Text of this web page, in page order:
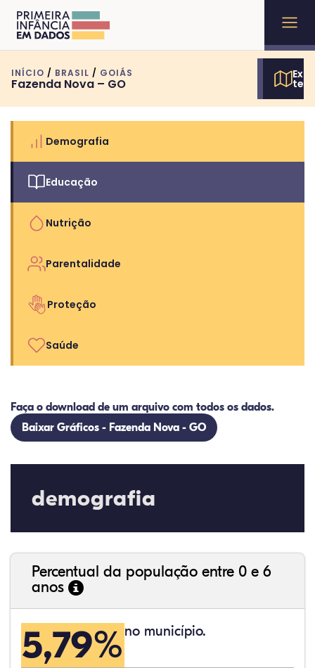
INÍCIO / BRASIL / GOIÁS
Fazenda Nova – GO
Demografia
Educação
Nutrição
Parentalidade
Proteção
Saúde
Faça o download de um arquivo com todos os dados.
Baixar Gráficos - Fazenda Nova - GO
demografia
Percentual da população entre 0 e 6
anos
5,79% no município.